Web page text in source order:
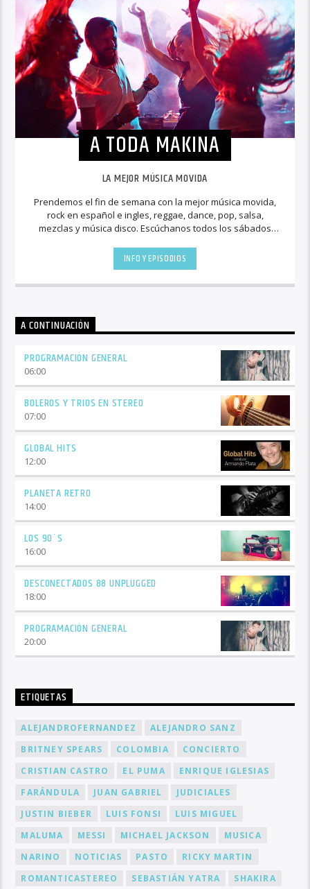
A TODA MAKINA
LA MEJOR MÚSICA MOVIDA
Prendemos el fin de semana con la mejor música movida,
rock en español e ingles, reggae, dance, pop, salsa,
mezclas y música disco. Escúchanos todos los sábados
INFO Y EPISODIOS
A CONTINUACIÓN
PROGRAMACIÓN GENERAL
06:00
BOLEROS Y TRIOS EN STEREO
07:00
GLOBAL HITS
12:00
PLANETA RETRO
14:00
LOS 90´S
16:00
DESCONECTADOS 88 UNPLUGGED
18:00
PROGRAMACIÓN GENERAL
20:00
ETIQUETAS
ALEJANDROFERNANDEZ
ALEJANDRO SANZ
BRITNEY SPEARS
COLOMBIA
CONCIERTO
CRISTIAN CASTRO
EL PUMA
ENRIQUE IGLESIAS
FARÁNDULA
JUAN GABRIEL
JUDICIALES
JUSTIN BIEBER
LUIS FONSI
LUIS MIGUEL
MALUMA
MESSI MICHAEL JACKSON
MUSICA
NARINO
NOTICIAS PASTO
RICKY MARTIN
ROMANTICASTEREO
SEBASTIÁN YATRA SHAKIRA